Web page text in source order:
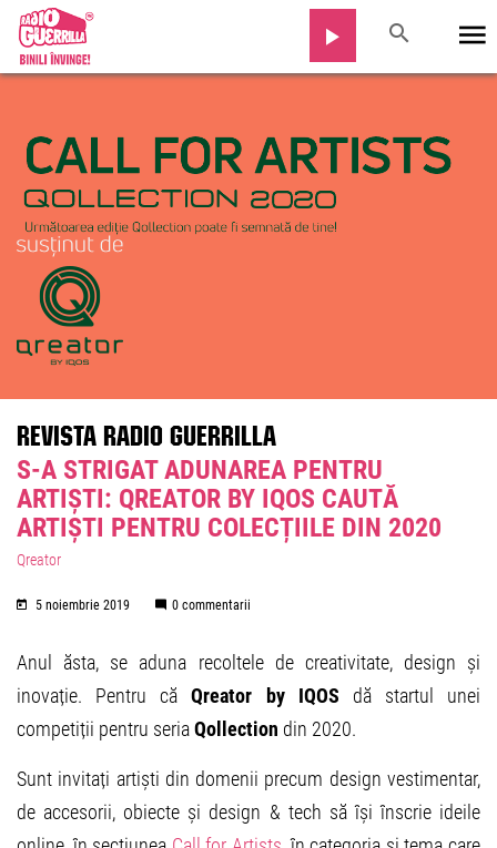
REVISTA RADIO GUERRILLA
S-A STRIGAT ADUNAREA PENTRU
ARTIȘTI: QREATOR BY IQOS CAUTĂ
ARTIȘTI PENTRU COLECȚIILE DIN 2020
Qreator
5 noiembrie 2019 0 commentarii
Anul ăsta, se aduna recoltele de creativitate, design și
inovație. Pentru că Qreator by IQOS dă startul unei
competiții pentru seriaQollection din 2020.
Sunt invitați artiști din domenii precum design vestimentar,
de accesorii, obiecte și design & tech să își înscrie ideile